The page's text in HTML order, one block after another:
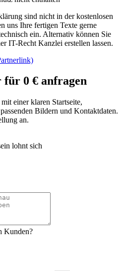
sind nicht in der kostenlosen
uns Ihre fertigen Texte gerne
ein. Alternativ können Sie
IT-Recht Kanzlei erstellen lassen.
für 0 € anfragen
einer klaren Startseite,
Bildern und Kontaktdaten.
an.
lohnt sich
Kunden?